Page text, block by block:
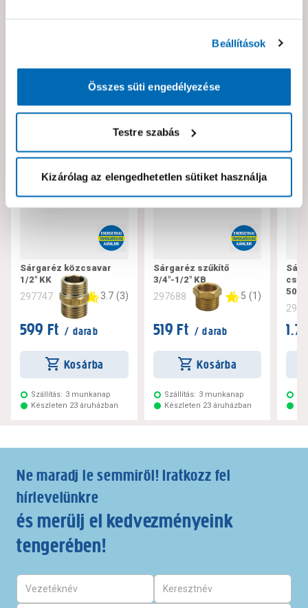
Beállítások
Összes süti engedélyezése
Testre szabás
Kizárólag az elengedhetetlen sütiket használja
Neked ajánljuk!
Sárgaréz közcsavar
1/2" KK
297747 3.7 (3)
599 Ft / darab
Kosárba
Szállítás: 3 munkanap
Készleten 23 áruházban
Sárgaréz szűkítő
3/4"-1/2" KB
297688 5 (1 )
519 Ft / darab
Kosárba
Szállítás: 3 munkanap
Készleten 23 áruházban
Ne maradj le semmiről! Iratkozz fel
hírlevelünkre
és merülj el kedvezményeink
tengerében!